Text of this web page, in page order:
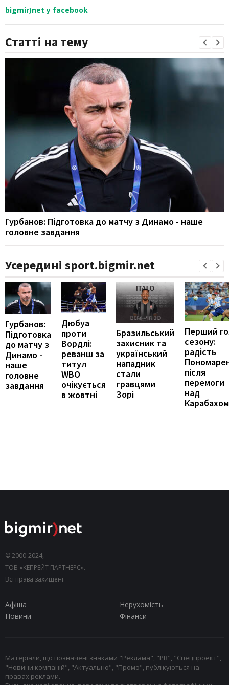
bigmir)net у facebook
Статті на тему
Гурбанов: Підготовка до матчу з Динамо - наше
головне завдання
Усередині sport.bigmir.net
Гурбанов:
Підготовка
до матчу з
Динамо -
наше
головне
завдання
Дюбуа
проти
Вордлі:
реванш за
титул
WBO
очікується
в жовтні
Бразильський
захисник та
український
нападник
стали
гравцями
Зорі
Перший
сезону:
радість
після
перемоги
над
Карабахом
© 2000-2024,
ТОВ «КЕПРЕЙТ ПАРТНЕРС».
Всі права захищені.
Афіша
Нерухомість
Новини
Фінанси
Матеріали, що позначені знаками "Реклама", "PR", "Спецпроект",
"Новини компаній", "Актуально", "Промо", публікуються на
правах реклами.